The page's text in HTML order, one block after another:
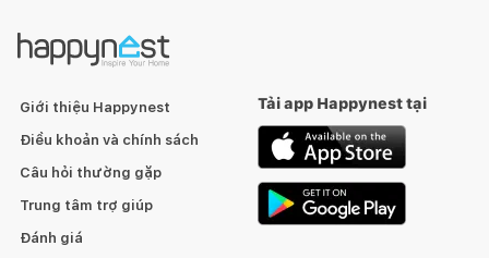
Giới thiệu Happynest
Điều khoản và chính sách
Câu hỏi thường gặp
Trung tâm trợ giúp
Đánh giá
Tải app Happynest tại